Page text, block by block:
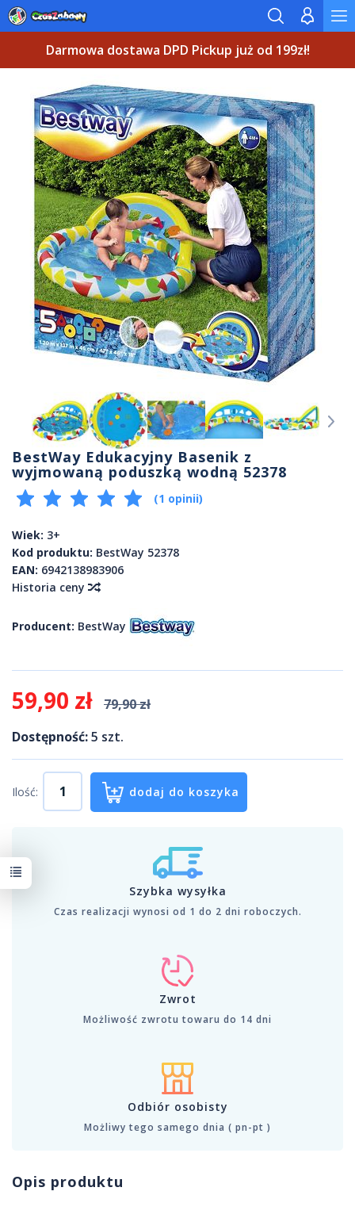
Darmowa dostawa DPD Pickup już od 199zł!
BestWay Edukacyjny Basenik z
wyjmowaną poduszką wodną 52378
(1 opinii)
Wiek: 3+
Kod produktu: BestWay 52378
EAN: 6942138983906
Historia ceny
Producent: BestWay
59,90 zł
79,90 zł
Dostępność:5 szt.
Ilość: dodaj do koszyka
Szybka wysyłka
Czas realizacji wynosi od 1 do 2 dni roboczych.
Zwrot
Możliwość zwrotu towaru do 14 dni
Odbiór osobisty
Możliwy tego samego dnia ( pn-pt )
Opis produktu